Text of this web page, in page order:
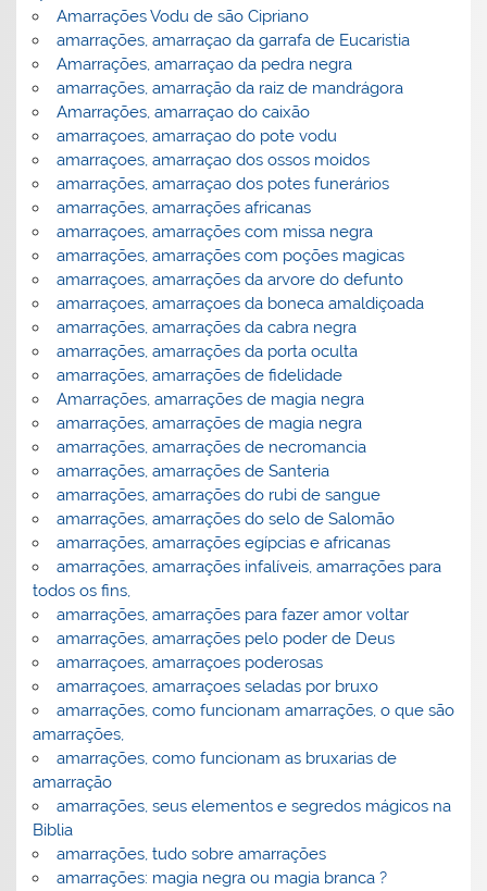
Amarrações Vodu de são Cipriano
amarrações, amarraçao da garrafa de Eucaristia
Amarrações, amarraçao da pedra negra
amarrações, amarração da raiz de mandrágora
Amarrações, amarraçao do caixão
amarraçoes, amarraçao do pote vodu
amarraçoes, amarraçao dos ossos moidos
amarrações, amarraçao dos potes funerários
amarrações, amarrações africanas
amarraçoes, amarrações com missa negra
amarrações, amarrações com poções magicas
amarraçoes, amarrações da arvore do defunto
amarraçoes, amarraçoes da boneca amaldiçoada
amarrações, amarrações da cabra negra
amarrações, amarrações da porta oculta
amarrações, amarrações de fidelidade
Amarrações, amarrações de magia negra
amarrações, amarrações de magia negra
amarrações, amarrações de necromancia
amarrações, amarrações de Santeria
amarrações, amarrações do rubi de sangue
amarrações, amarrações do selo de Salomão
amarrações, amarrações egípcias e africanas
amarrações, amarrações infalíveis, amarrações para
todos os fins,
amarrações, amarrações para fazer amor voltar
amarrações, amarrações pelo poder de Deus
amarraçoes, amarraçoes poderosas
amarraçoes, amarraçoes seladas por bruxo
amarrações, como funcionam amarrações, o que são
amarrações,
amarrações, como funcionam as bruxarias de
amarração
amarrações, seus elementos e segredos mágicos na
Biblia
amarrações, tudo sobre amarrações
amarrações: magia negra ou magia branca ?